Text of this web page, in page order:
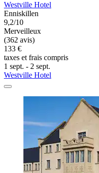
Westville Hotel
Enniskillen
9,2/10
Merveilleux
(362 avis)
133 €
taxes et frais compris
1 sept. - 2 sept.
Westville Hotel